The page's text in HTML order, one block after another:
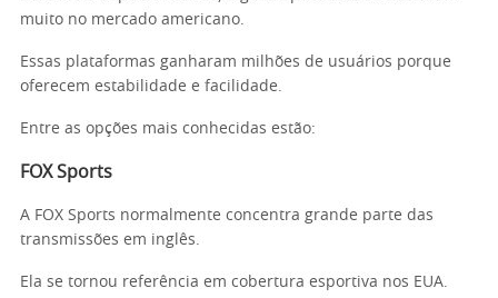
muito no mercado americano.
Essas plataformas ganharam milhões de usuários porque
oferecem estabilidade e facilidade.
Entre as opções mais conhecidas estão:
FOX Sports
A FOX Sports normalmente concentra grande parte das
transmissões em inglês.
Ela se tornou referência em cobertura esportiva nos EUA.